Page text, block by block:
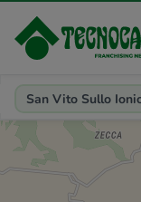
Provincia, comune,
San Vito Sullo